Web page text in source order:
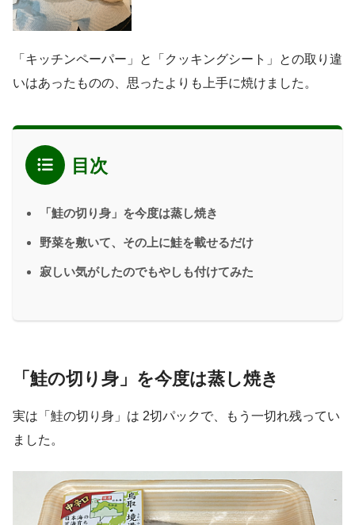
「キッチンペーパー」と「クッキングシート」との取り違
いはあったものの、思ったよりも上手に焼けました。
目次
「鮭の切り身」を今度は蒸し焼き
野菜を敷いて、その上に鮭を載せるだけ
寂しい気がしたのでもやしも付けてみた
「鮭の切り身」を今度は蒸し焼き
実は「鮭の切り身」は 2切パックで、もう一切れ残ってい
ました。